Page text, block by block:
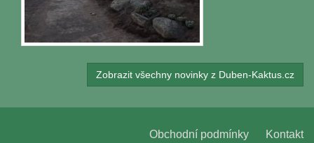
Zobrazit všechny novinky z Duben-Kaktus.cz
Obchodní podmínky Kontakt